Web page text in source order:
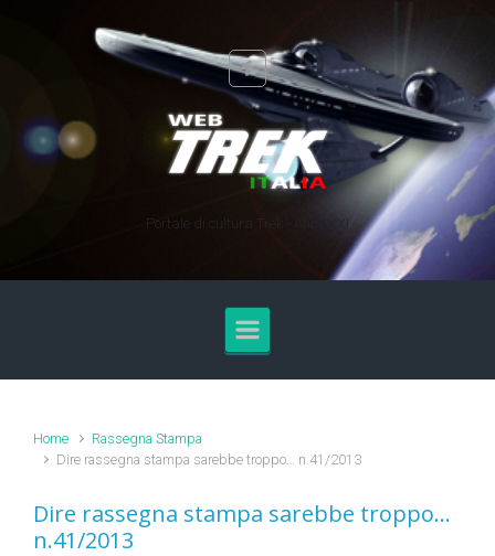
Skip to main content
Portale di cultura Trek - Anno XXI
Home
Rassegna Stampa
Dire rassegna stampa sarebbe troppo… n.41/2013
Dire rassegna stampa sarebbe troppo…
n.41/2013